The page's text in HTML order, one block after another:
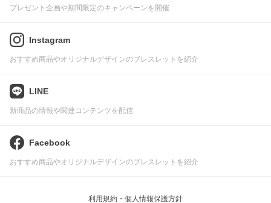
プレゼント企画や期間限定のキャンペーンを開催
Instagram
おすすめ商品やオリジナルデザインのブレスレットを紹介
LINE
新商品の情報や関連コンテンツを配信
Facebook
おすすめ商品やオリジナルデザインのブレスレットを紹介
利用規約・個人情報保護方針